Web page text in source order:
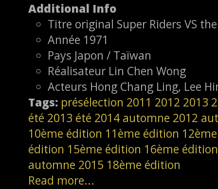
Additional Info
Titre original Super Riders VS
Année 1971
Pays Japon / Taïwan
Réalisateur Lin Chen Wong
Acteurs Hong Chang Ling, Lee
Tags: présélection 2011 2012 2013
été 2013 été 2014 automne 2012
10ème édition 11ème édition
édition 15ème édition 16ème édition
automne 2015 18ème édition
Read more...